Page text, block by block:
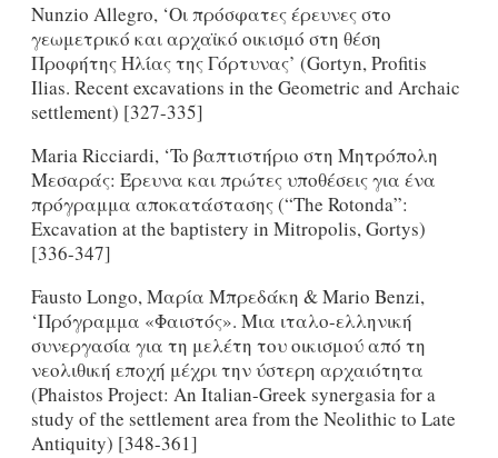
Nunzio Allegro, ‘Οι πρόσφατες έρευνες στο
γεωμετρικό και αρχαϊκό οικισμό στη θέση
Προφήτης Ηλίας της Γόρτυνας’ (Gortyn, Profitis
Ilias. Recent excavations in the Geometric and Archaic
settlement) [327-335]
Maria Ricciardi, ‘To βαπτιστήριο στη Μητρόπολη
Μεσαράς: Έρευνα και πρώτες υποθέσεις για ένα
πρόγραμμα αποκατάστασης (“The Rotonda”:
Excavation at the baptistery in Mitropolis, Gortys)
[336-347]
Fausto Longo, Μαρία Μπρεδάκη & Mario Benzi,
‘Πρόγραμμα «Φαιστός». Μια ιταλο-ελληνική
συνεργασία για τη μελέτη του οικισμού από τη
νεολιθική εποχή μέχρι την ύστερη αρχαιότητα
(Phaistos Project: An Italian-Greek synergasia for a
study of the settlement area from the Neolithic to Late
Antiquity) [348-361]